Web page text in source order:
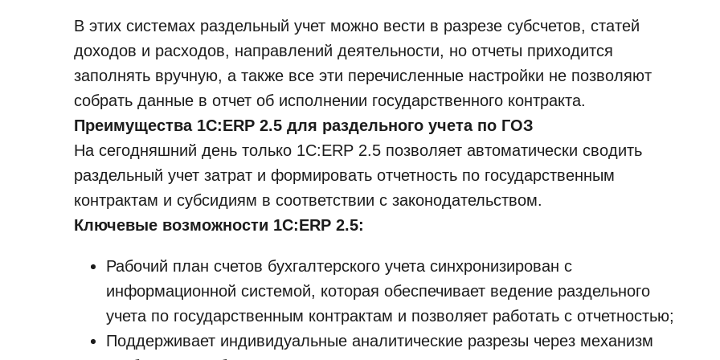
В этих системах раздельный учет можно вести в разрезе субсчетов, статей
доходов и расходов, направлений деятельности, но отчеты приходится
заполнять вручную, а также все эти перечисленные настройки не позволяют
собрать данные в отчет об исполнении государственного контракта.
Преимущества 1С:ERP 2.5 для раздельного учета по ГОЗ
На сегодняшний день только 1С:ERP 2.5 позволяет автоматически сводить
раздельный учет затрат и формировать отчетность по государственным
контрактам и субсидиям в соответствии с законодательством.
Ключевые возможности 1С:ERP 2.5:
Рабочий план счетов бухгалтерского учета синхронизирован с
информационной системой, которая обеспечивает ведение раздельного
учета по государственным контрактам и позволяет работать с отчетностью;
Поддерживает индивидуальные аналитические разрезы через механизм